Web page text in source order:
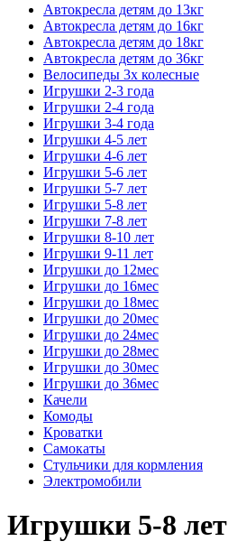
Автокресла детям до 13кг
Автокресла детям до 16кг
Автокресла детям до 18кг
Автокресла детям до 36кг
Велосипеды 3х колесные
Игрушки 2-3 года
Игрушки 2-4 года
Игрушки 3-4 года
Игрушки 4-5 лет
Игрушки 4-6 лет
Игрушки 5-6 лет
Игрушки 5-7 лет
Игрушки 5-8 лет
Игрушки 7-8 лет
Игрушки 8-10 лет
Игрушки 9-11 лет
Игрушки до 12мес
Игрушки до 16мес
Игрушки до 18мес
Игрушки до 20мес
Игрушки до 24мес
Игрушки до 28мес
Игрушки до 30мес
Игрушки до 36мес
Качели
Комоды
Кроватки
Самокаты
Стульчики для кормления
Электромобили
Игрушки 5-8 лет